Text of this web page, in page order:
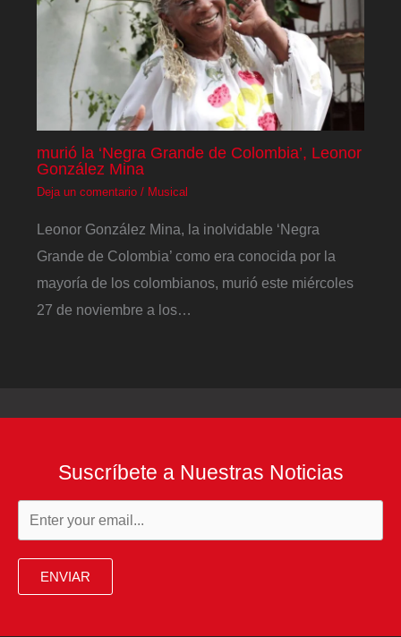
murió la ‘Negra Grande de Colombia’, Leonor
González Mina
Deja un comentario / Musical
Leonor González Mina, la inolvidable ‘Negra
Grande de Colombia’ como era conocida por la
mayoría de los colombianos, murió este miércoles
27 de noviembre a los…
Suscríbete a Nuestras Noticias
ENVIAR